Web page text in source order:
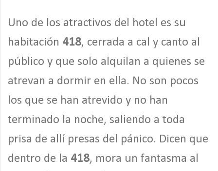
Uno de los atractivos del hotel es su
habitación 418, cerrada a cal y canto al
público y que solo alquilan a quienes se
atrevan a dormir en ella. No son pocos
los que se han atrevido y no han
terminado la noche, saliendo a toda
prisa de allí presas del pánico. Dicen que
dentro de la 418, mora un fantasma al